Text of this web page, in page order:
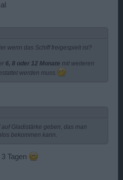
wenn das Schiff freigespielt ist?
6, 8 oder 12 Monate mit weiteren
werden muss.
Gladistärke geben, das man
bekommen kann.
Tagen